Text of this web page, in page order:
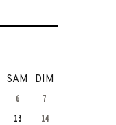
SAM DIM
6
7
13
14